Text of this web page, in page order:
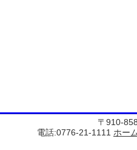
〒910-
電話:0776-21-1111 ホー